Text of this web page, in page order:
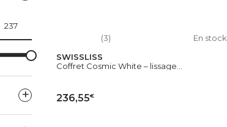
(3)
En stock
SWISSLISS
Coffret Cosmic White – lissage...
236,55€